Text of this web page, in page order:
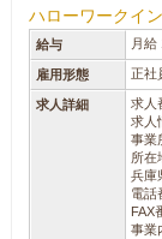
ハローワークイ
給与 月給
雇用形態 正社
求人詳細
求人
求人
事
所
兵庫
電
FAX
事業